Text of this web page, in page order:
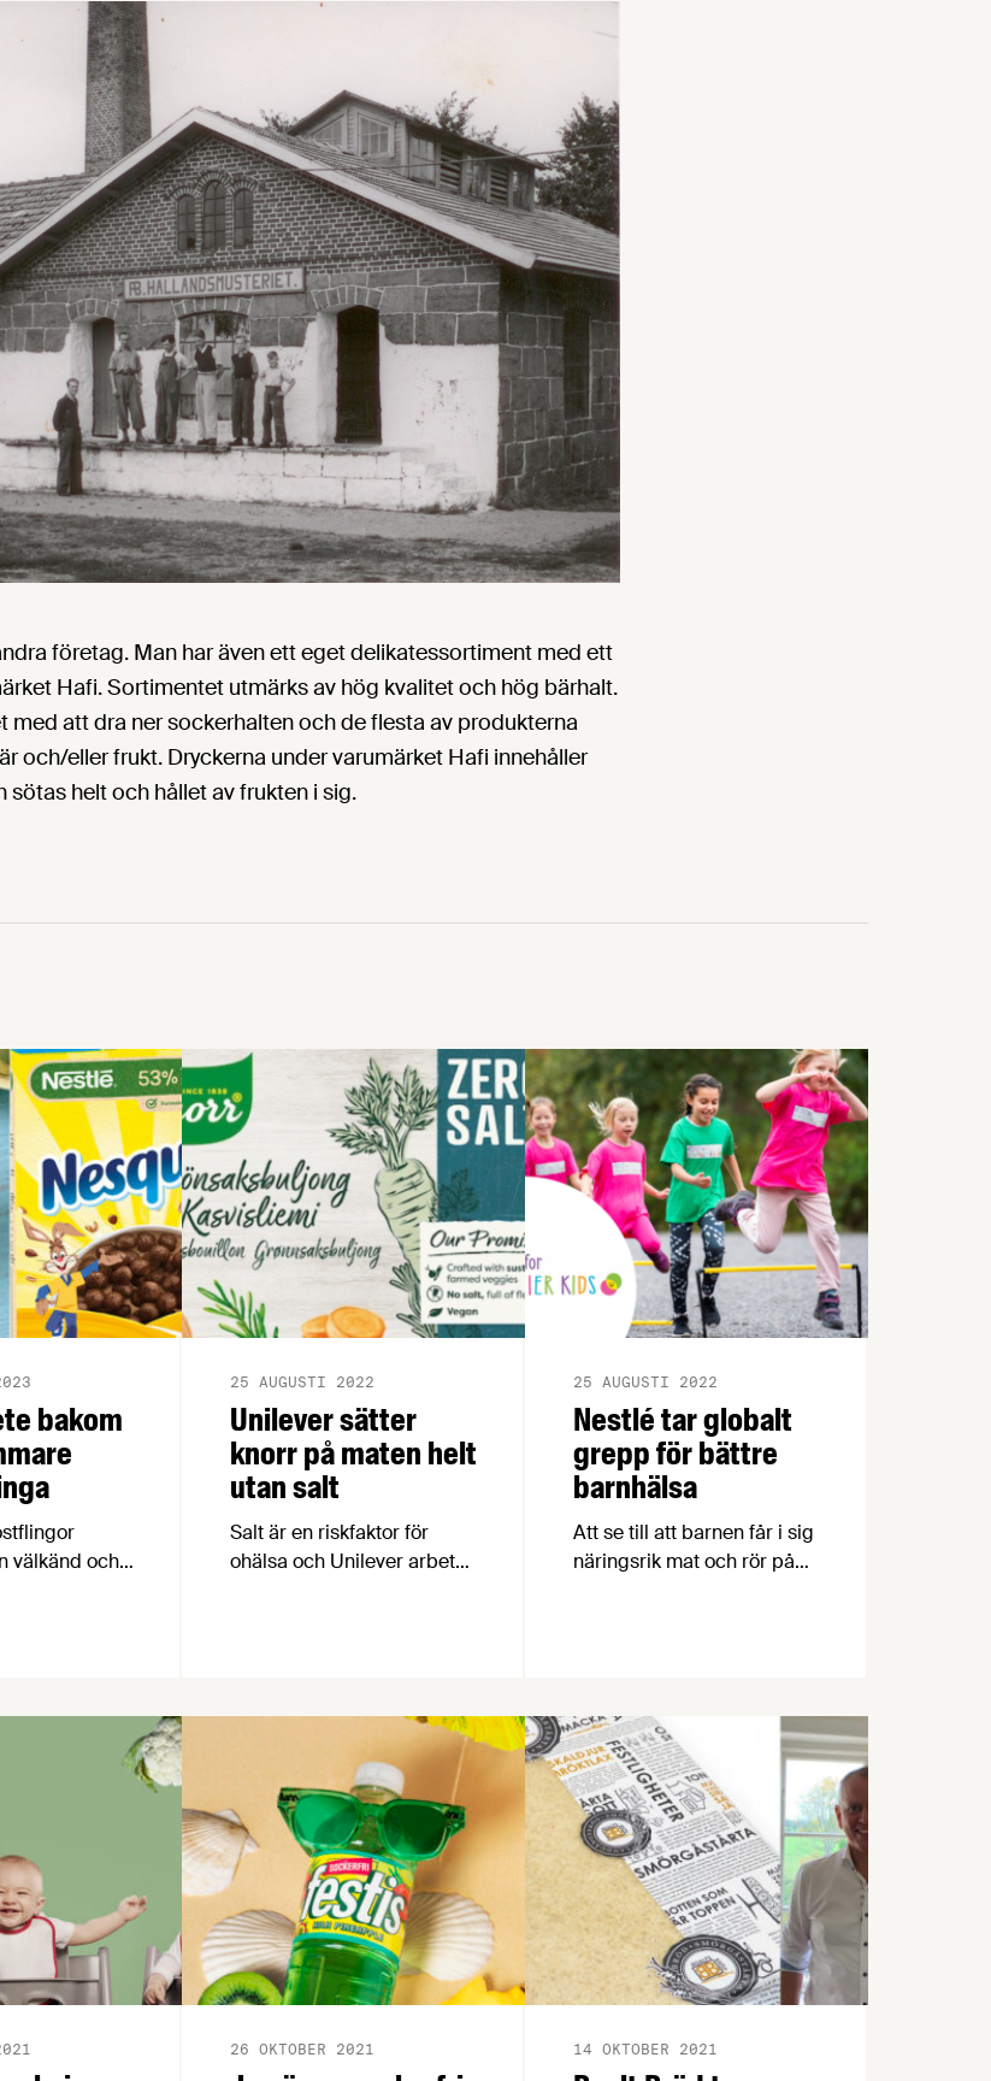
företag. Man har även ett eget delikatessortiment med ett
Hafi. Sortimentet utmärks av hög kvalitet och hög bärhalt.
med att dra ner sockerhalten och de flesta av produkterna
och/eller frukt. Dryckerna under varumärket Hafi innehåller
helt och hållet av frukten i sig.
bakom
välkänd och
smak och
Unilever sätter
knorr på maten helt
utan salt
25 AUGUSTI 2022
Salt är en riskfaktor för
ohälsa och Unilever arbetar
intensivt utvecklingsarbete
kunde man nyligen lansera
Knorr Zero Salt, en buljong
helt utan salt.
Nestlé tar globalt
grepp för bättre
barnhälsa
25 AUGUSTI 2022
Att se till att barnen får i sig
näringsrik mat och rör på
Healthier Kids.
26 OKTOBER 2021 14 OKTOBER 2021